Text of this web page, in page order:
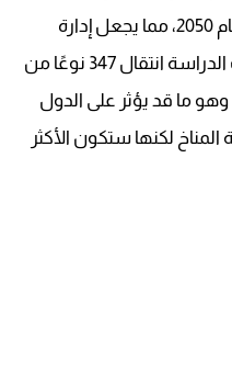
الاقتصادية وأعالي البحار بحلول عام 2050، مما يجعل إدارة
المصايد أكثر صعوبة. كما توقعت الدراسة انتقال 347 نوعًا من
وهو ما قد يؤثر على الدول
لكنها ستكون الأكثر